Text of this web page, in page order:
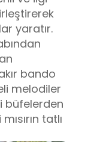
yaratır.
bando
melodiler
büfelerden
tatlı